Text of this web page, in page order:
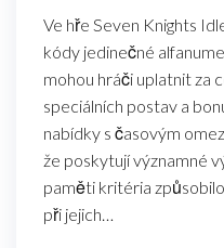
Ve hře Seven Knights
kódy jedinečné
mohou hráči uplatnit za
speciálních postav a
nabídky s časovým
že poskytují významné
paměti kritéria
při jejich…